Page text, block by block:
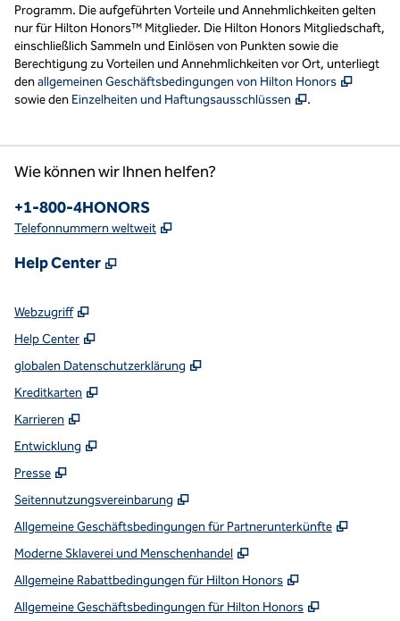
Programm. Die aufgeführten Vorteile und Annehmlichkeiten gelten
nur für Hilton Honors™ Mitglieder. Die Hilton Honors Mitgliedschaft,
einschließlich Sammeln und Einlösen von Punkten sowie die
Berechtigung zu Vorteilen und Annehmlichkeiten vor Ort, unterliegt
denallgemeinen Geschäftsbedingungen von Hilton Honors ,
sowie den Einzelheiten und Haftungsausschlüssen ,.
Wie können wir Ihnen helfen?
Telefon
+1-800-4HONORS
Telefonnummern weltweit ,
Help Center ,
Webzugriff ,
Help Center ,
globalen Datenschutzerklärung ,
Kreditkarten ,
Karrieren ,
Entwicklung ,
Presse ,
Seitennutzungsvereinbarung ,
Allgemeine Geschäftsbedingungen für Partnerunterkünfte ,
Moderne Sklaverei und Menschenhandel ,
Allgemeine Rabattbedingungen für Hilton Honors ,
Allgemeine Geschäftsbedingungen für Hilton Honors ,